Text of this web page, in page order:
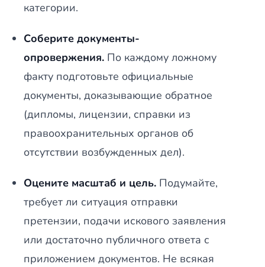
категории.
Соберите документы-
опровержения. По каждому ложному
факту подготовьте официальные
документы, доказывающие обратное
(дипломы, лицензии, справки из
правоохранительных органов об
отсутствии возбужденных дел).
Оцените масштаб и цель. Подумайте,
требует ли ситуация отправки
претензии, подачи искового заявления
или достаточно публичного ответа с
приложением документов. Не всякая